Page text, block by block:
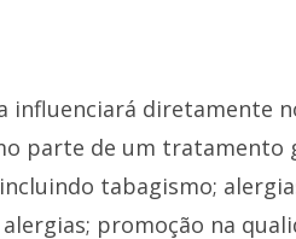
diretamente
parte de um
tabagismo;
promoção na